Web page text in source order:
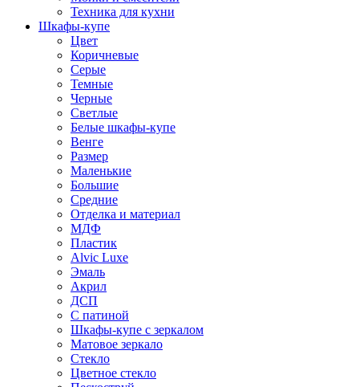
Техника для кухни
Шкафы-купе
Цвет
Коричневые
Серые
Темные
Черные
Светлые
Белые шкафы-купе
Венге
Размер
Маленькие
Большие
Средние
Отделка и материал
МДФ
Пластик
Alvic Luxe
Эмаль
Акрил
ДСП
С патиной
Шкафы-купе с зеркалом
Матовое зеркало
Стекло
Цветное стекло